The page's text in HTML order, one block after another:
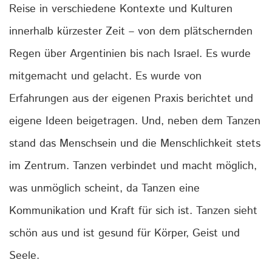
Reise in verschiedene Kontexte und Kulturen
innerhalb kürzester Zeit – von dem plätschernden
Regen über Argentinien bis nach Israel. Es wurde
mitgemacht und gelacht. Es wurde von
Erfahrungen aus der eigenen Praxis berichtet und
eigene Ideen beigetragen. Und, neben dem Tanzen
stand das Menschsein und die Menschlichkeit stets
im Zentrum. Tanzen verbindet und macht möglich,
was unmöglich scheint, da Tanzen eine
Kommunikation und Kraft für sich ist. Tanzen sieht
schön aus und ist gesund für Körper, Geist und
Seele.